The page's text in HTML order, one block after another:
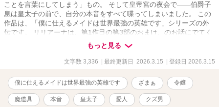
ことを言葉にしてしまう」もの。 そして皇帝宮の夜会で――伯爵子
息は皇太子の前で、自分の本音をすべて喋ってしまいました。 この
作品は、「僕に仕えるメイドは世界最強の英雄です」シリーズの外
伝です。 リリアーナは、第1作目の第3部のおまけ、のお話にでてく
もっと見る
文字数 3,336 | 最終更新日 2026.3.15 | 登録日 2026.3.15
僕に仕えるメイドは世界最強の英雄です ざまぁ 令嬢
魔道具 本音 皇太子 愛人 クズ男